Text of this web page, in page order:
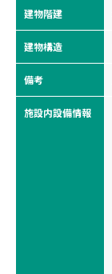
建物階建
建物構造
備考
施設内設備情報